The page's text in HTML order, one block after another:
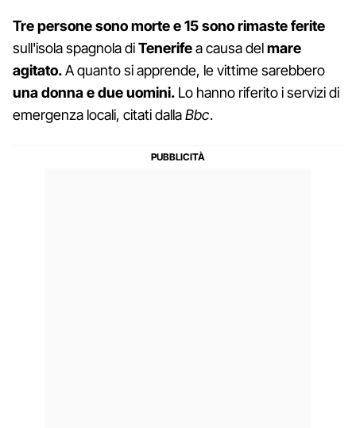
Tre persone sono morte e 15 sono rimaste ferite
sull'isola spagnola diTenerifea causa delmare
agitato.A quanto si apprende, le vittime sarebbero
una donna e due uomini. Lo hanno riferito i servizi di
emergenza locali, citati dallaBbc.